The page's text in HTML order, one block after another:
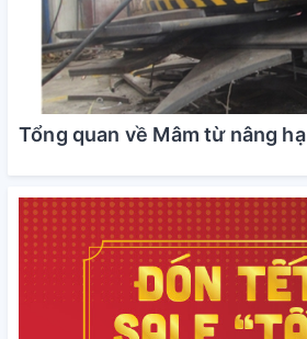
Tổng quan về Mâm từ nâng hạ